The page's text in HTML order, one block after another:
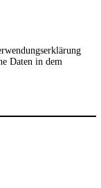
Daten in dem